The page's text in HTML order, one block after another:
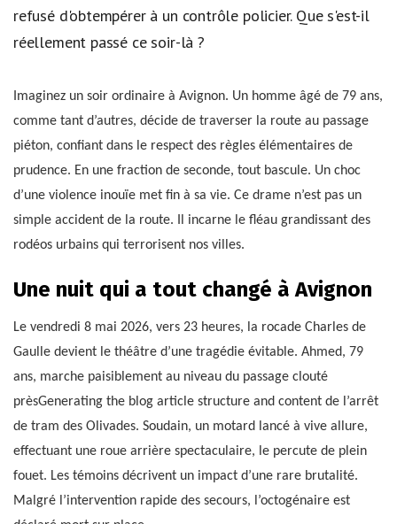
refusé d'obtempérer à un contrôle policier. Que s'est-il
réellement passé ce soir-là ?
Imaginez un soir ordinaire à Avignon. Un homme âgé de 79 ans,
comme tant d’autres, décide de traverser la route au passage
piéton, confiant dans le respect des règles élémentaires de
prudence. En une fraction de seconde, tout bascule. Un choc
d’une violence inouïe met fin à sa vie. Ce drame n’est pas un
simple accident de la route. Il incarne le fléau grandissant des
rodéos urbains qui terrorisent nos villes.
Une nuit qui a tout changé à Avignon
Le vendredi 8 mai 2026, vers 23 heures, la rocade Charles de
Gaulle devient le théâtre d’une tragédie évitable. Ahmed, 79
ans, marche paisiblement au niveau du passage clouté
prèsGenerating the blog article structure and content de l’arrêt
de tram des Olivades. Soudain, un motard lancé à vive allure,
effectuant une roue arrière spectaculaire, le percute de plein
fouet. Les témoins décrivent un impact d’une rare brutalité.
Malgré l’intervention rapide des secours, l’octogénaire est